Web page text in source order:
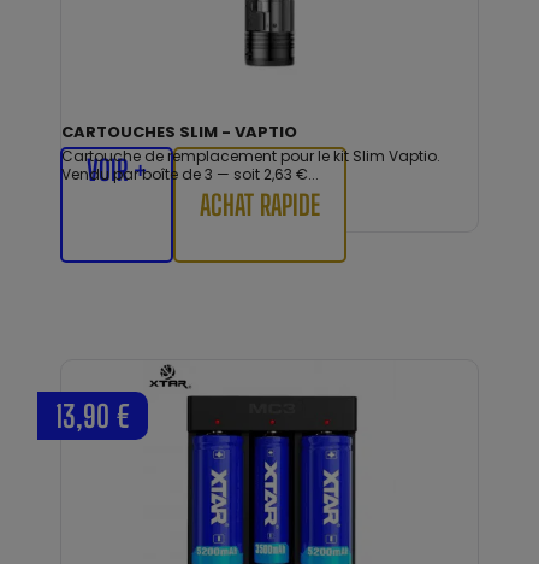
CARTOUCHES SLIM - VAPTIO
Cartouche de remplacement pour le kit Slim Vaptio.
Vendu par boîte de 3 — soit 2,63 €...
VOIR +
ACHAT RAPIDE
13,90 €